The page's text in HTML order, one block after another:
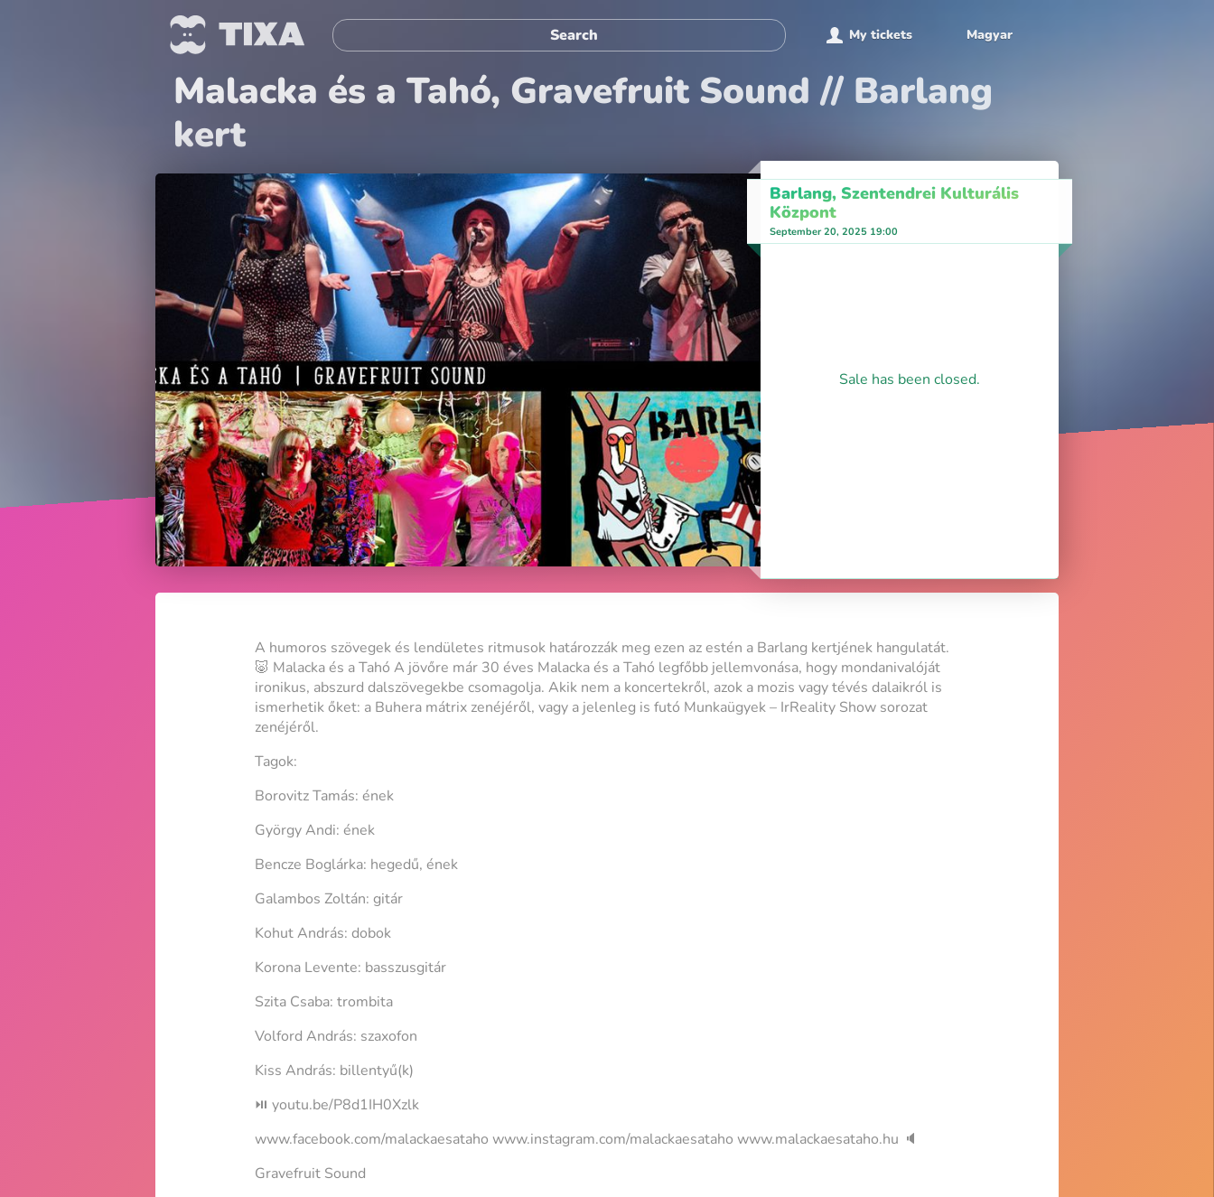
My tickets Magyar
Malacka és a Tahó, Gravefruit Sound // Barlang
kert
Barlang, Szentendrei Kulturális
Központ
September 20, 2025 19:00
Sale has been closed.
A humoros szövegek és lendületes ritmusok határozzák meg ezen az estén a Barlang kertjének hangulatát.
🐷 Malacka és a Tahó A jövőre már 30 éves Malacka és a Tahó legfőbb jellemvonása, hogy mondanivalóját
ironikus, abszurd dalszövegekbe csomagolja. Akik nem a koncertekről, azok a mozis vagy tévés dalaikról is
ismerhetik őket: a Buhera mátrix zenéjéről, vagy a jelenleg is futó Munkaügyek – IrReality Show sorozat
zenéjéről.
Tagok:
Borovitz Tamás: ének
György Andi: ének
Bencze Boglárka: hegedű, ének
Galambos Zoltán: gitár
Kohut András: dobok
Korona Levente: basszusgitár
Szita Csaba: trombita
Volford András: szaxofon
Kiss András: billentyű(k)
⏯️ youtu.be/P8d1IH0Xzlk
www.facebook.com/malackaesataho www.instagram.com/malackaesataho www.malackaesataho.hu 🔈
Gravefruit Sound